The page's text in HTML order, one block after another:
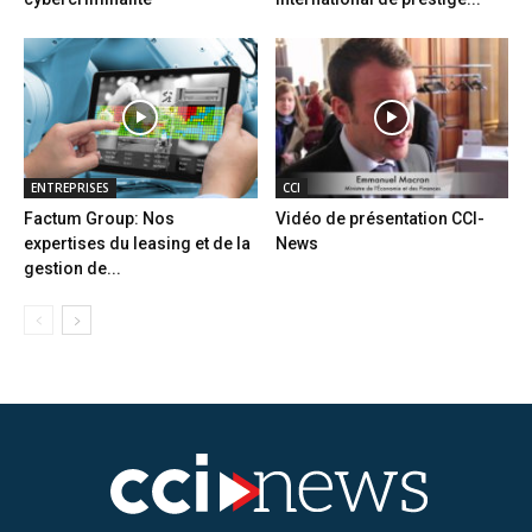
ENTREPRISES
Factum Group: Nos
expertises du leasing et de la
gestion de...
CCI
Vidéo de présentation CCI-
News